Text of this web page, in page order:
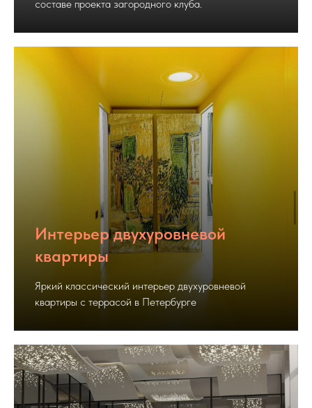
составе проекта загородного клуба.
Интерьер двухуровневой
квартиры
Яркий классический интерьер двухуровневой
квартиры с террасой в Петербурге